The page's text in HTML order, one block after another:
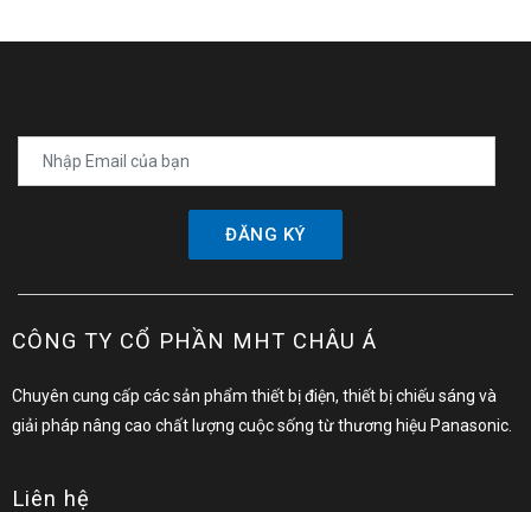
ĐĂNG KÝ
CÔNG TY CỔ PHẦN MHT CHÂU Á
Chuyên cung cấp các sản phẩm thiết bị điện, thiết bị chiếu sáng và
giải pháp nâng cao chất lượng cuộc sống từ thương hiệu Panasonic.
Liên hệ